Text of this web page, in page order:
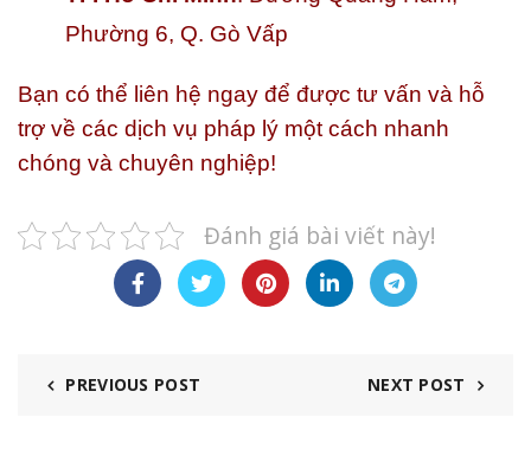
Phường 6, Q. Gò Vấp
Bạn có thể liên hệ ngay để được tư vấn và hỗ
trợ về các dịch vụ pháp lý một cách nhanh
chóng và chuyên nghiệp!
Đánh giá bài viết này!
PREVIOUS POST NEXT POST